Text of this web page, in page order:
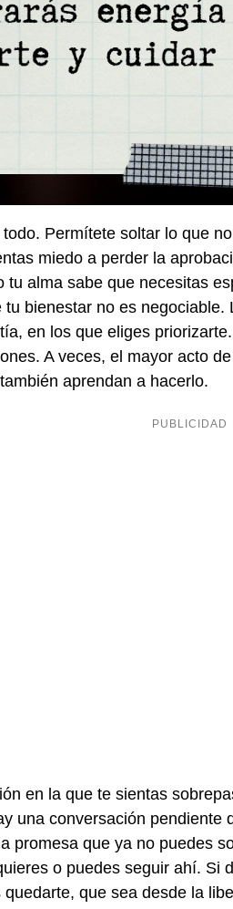
Permítete soltar lo que
miedo a perder la
tu alma sabe que necesitas
bienestar no es
en los que eliges
A veces, el mayor acto
aprendan a hacerlo.
en la que te sientas
una conversación pendiente
promesa que ya no puedes
o puedes seguir ahí. Si
que sea desde la